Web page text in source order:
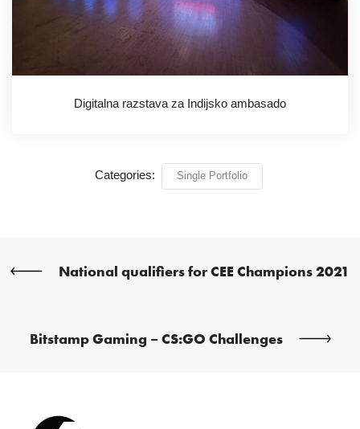
Digitalna razstava za Indijsko ambasado
Categories: Single Portfolio
National qualifiers for CEE Champions 2021
Bitstamp Gaming – CS:GO Challenges